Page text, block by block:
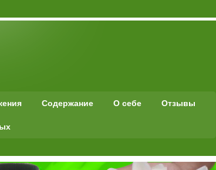
Содержание О себе Отзывы